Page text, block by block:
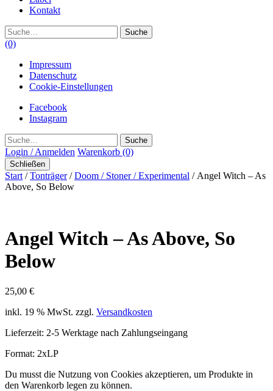
Kontakt
Suche
(0)
Impressum
Datenschutz
Cookie-Einstellungen
Facebook
Instagram
Suche
Login / Anmelden Warenkorb (0)
Schließen
Start /Tonträger/Doom / Stoner / Experimental / Angel Witch – As
Above, So Below
Angel Witch – As Above, So
Below
25,00 €
inkl. 19 % MwSt. zzgl. Versandkosten
Lieferzeit: 2-5 Werktage nach Zahlungseingang
Format: 2xLP
Du musst die Nutzung von Cookies akzeptieren, um Produkte in
den Warenkorb legen zu können.